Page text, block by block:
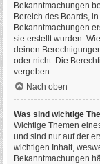
Bekanntmachungen
Bereich des Boards,
Bekanntmachungen
sie erstellt wurden.
deinen
oder nicht. Die
vergeben.
Nach oben
Was sind wichtige
Wichtige Themen
und sind nur auf der
wichtigen Inhalt,
Bekanntmachungen